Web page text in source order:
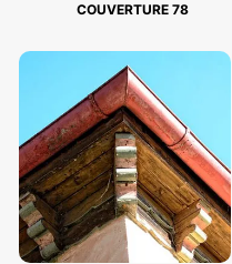
COUVERTURE 78